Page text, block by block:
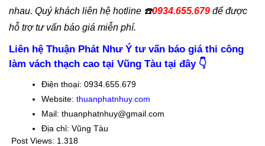
nhau. Quý khách liên hệ hotline ☎️0934.655.679 để được
hỗ trợ tư vấn báo giá miễn phí.
Liên hệ Thuận Phát Như Ý tư vấn báo giá thi công
làm vách thạch cao tại Vũng Tàu tại đây 👇
Điện thoại: 0934.655.679
Website: thuanphatnhuy.com
Mail: thuanphatnhuy@gmail.com
Địa chỉ: Vũng Tàu
Post Views: 1.318